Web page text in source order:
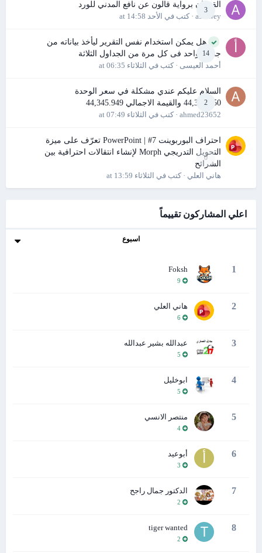
3
القرءان برواية قالون عن نافع المدني للورد
ashtwey· كتب في الأحد at 14:58
14
هل يمكن استخدام نفس التقرير ليأخذ بياناته من
جدول واحد فى كل مرة من الجداول الثلاثة
أحمد العيسى · كتب في الثلاثاء at 06:35
2
السلام عليكم عندي مشكلة في سعر الوحدة
44,345.950 والقيمة الاجمالي 44,345.949
ahmed23652· كتب في الثلاثاء at 07:49
0
احتراف البوربوينت PowerPoint | #7 تعرّف على ميزة
التحويل التدريجي Morph لإنشاء انتقالات احترافية بين
الشرائح
هاني العلي · كتب في الثلاثاء at 13:59
اعلي المشاركون تقييماً
اسبوع
1
Foksh
9
2 هاني العلي
6
3 عبدالله بشير عبدالله
5
4 ابوخليل
5
5 منتصر الانسي
4
6 أبوعيد
3
7 الدكتور جمال راجح
2
8
tiger wanted
2